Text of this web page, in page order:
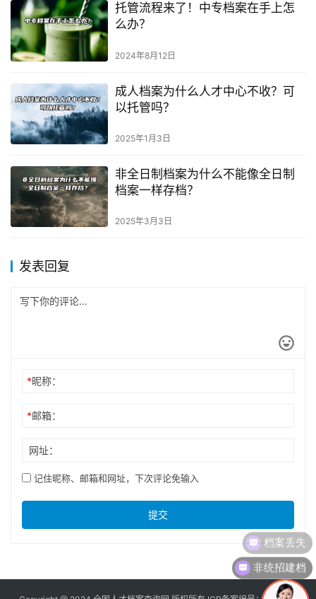
托管流程来了！中专档案在手上怎
么办？
2024年8月12日
成人档案为什么人才中心不收？可
以托管吗？
2025年1月3日
非全日制档案为什么不能像全日制
档案一样存档？
2025年3月3日
发表回复
*昵称：
*邮箱：
网址：
记住昵称、邮箱和网址，下次评论免输入
提交
档案丢失
非统招建档